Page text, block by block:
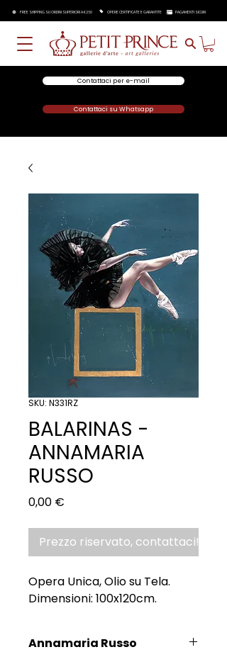
FREE SHIPPING SU ORDINI SUPERIORI A €250 OPERE CERTIFICATE E GARANTITE PAGAMENTI SICURI
Contattaci per e-mail
Contattaci su Whatsapp
SKU: N331RZ
BALARINAS -
ANNAMARIA
RUSSO
0,00 €
Prezzo riservato, contattaci!
Opera Unica, Olio su Tela.
Dimensioni: 100x120cm.
Annamaria Russo